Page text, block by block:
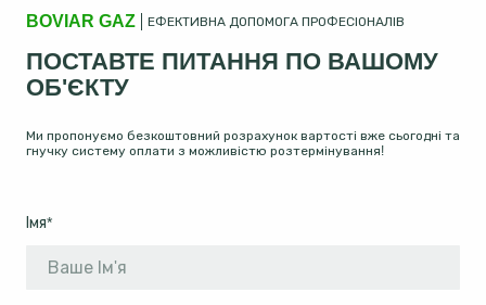
BOVIAR GAZ ЕФЕКТИВНА ДОПОМОГА ПРОФЕСІОНАЛІВ
ПОСТАВТЕ ПИТАННЯ ПО ВАШОМУ
ОБ'ЄКТУ
Ми пропонуємо безкоштовний розрахунок вартості вже сьогодні та
гнучку систему оплати з можливістю розтермінування!
Імя*